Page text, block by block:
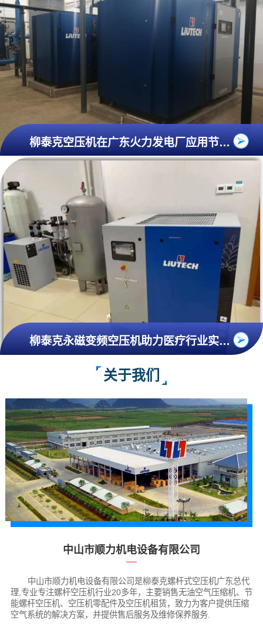
柳泰克空压机在广东火力发电厂应用节能分析
柳泰克永磁变频空压机助力医疗行业实现节能减排
关于我们
中山市顺力机电设备有限公司
中山市顺力机电设备有限公司是柳泰克螺杆式空压机广东总代
理,专业专注螺杆空压机行业20多年，主要销售无油空气压缩机、节
能螺杆空压机、空压机零配件及空压机租赁，致力为客户提供压缩
空气系统的解决方案，并提供售后服务及维修保养服务.